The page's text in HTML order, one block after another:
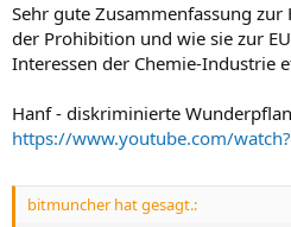
Sehr gute Zusammenfassung zur
der Prohibition und wie sie zur
Interessen der Chemie-Industrie
Hanf - diskriminierte
https://www.youtube.com/
bitmuncher hat gesagt.: